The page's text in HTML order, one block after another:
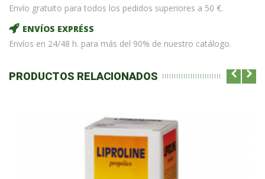
Envío gratuito para todos los pedidos superiores a 50 €.
ENVÍOS EXPRÉSS
Envíos en 24/48 h. para más del 90% de nuestro catálogo.
PRODUCTOS RELACIONADOS